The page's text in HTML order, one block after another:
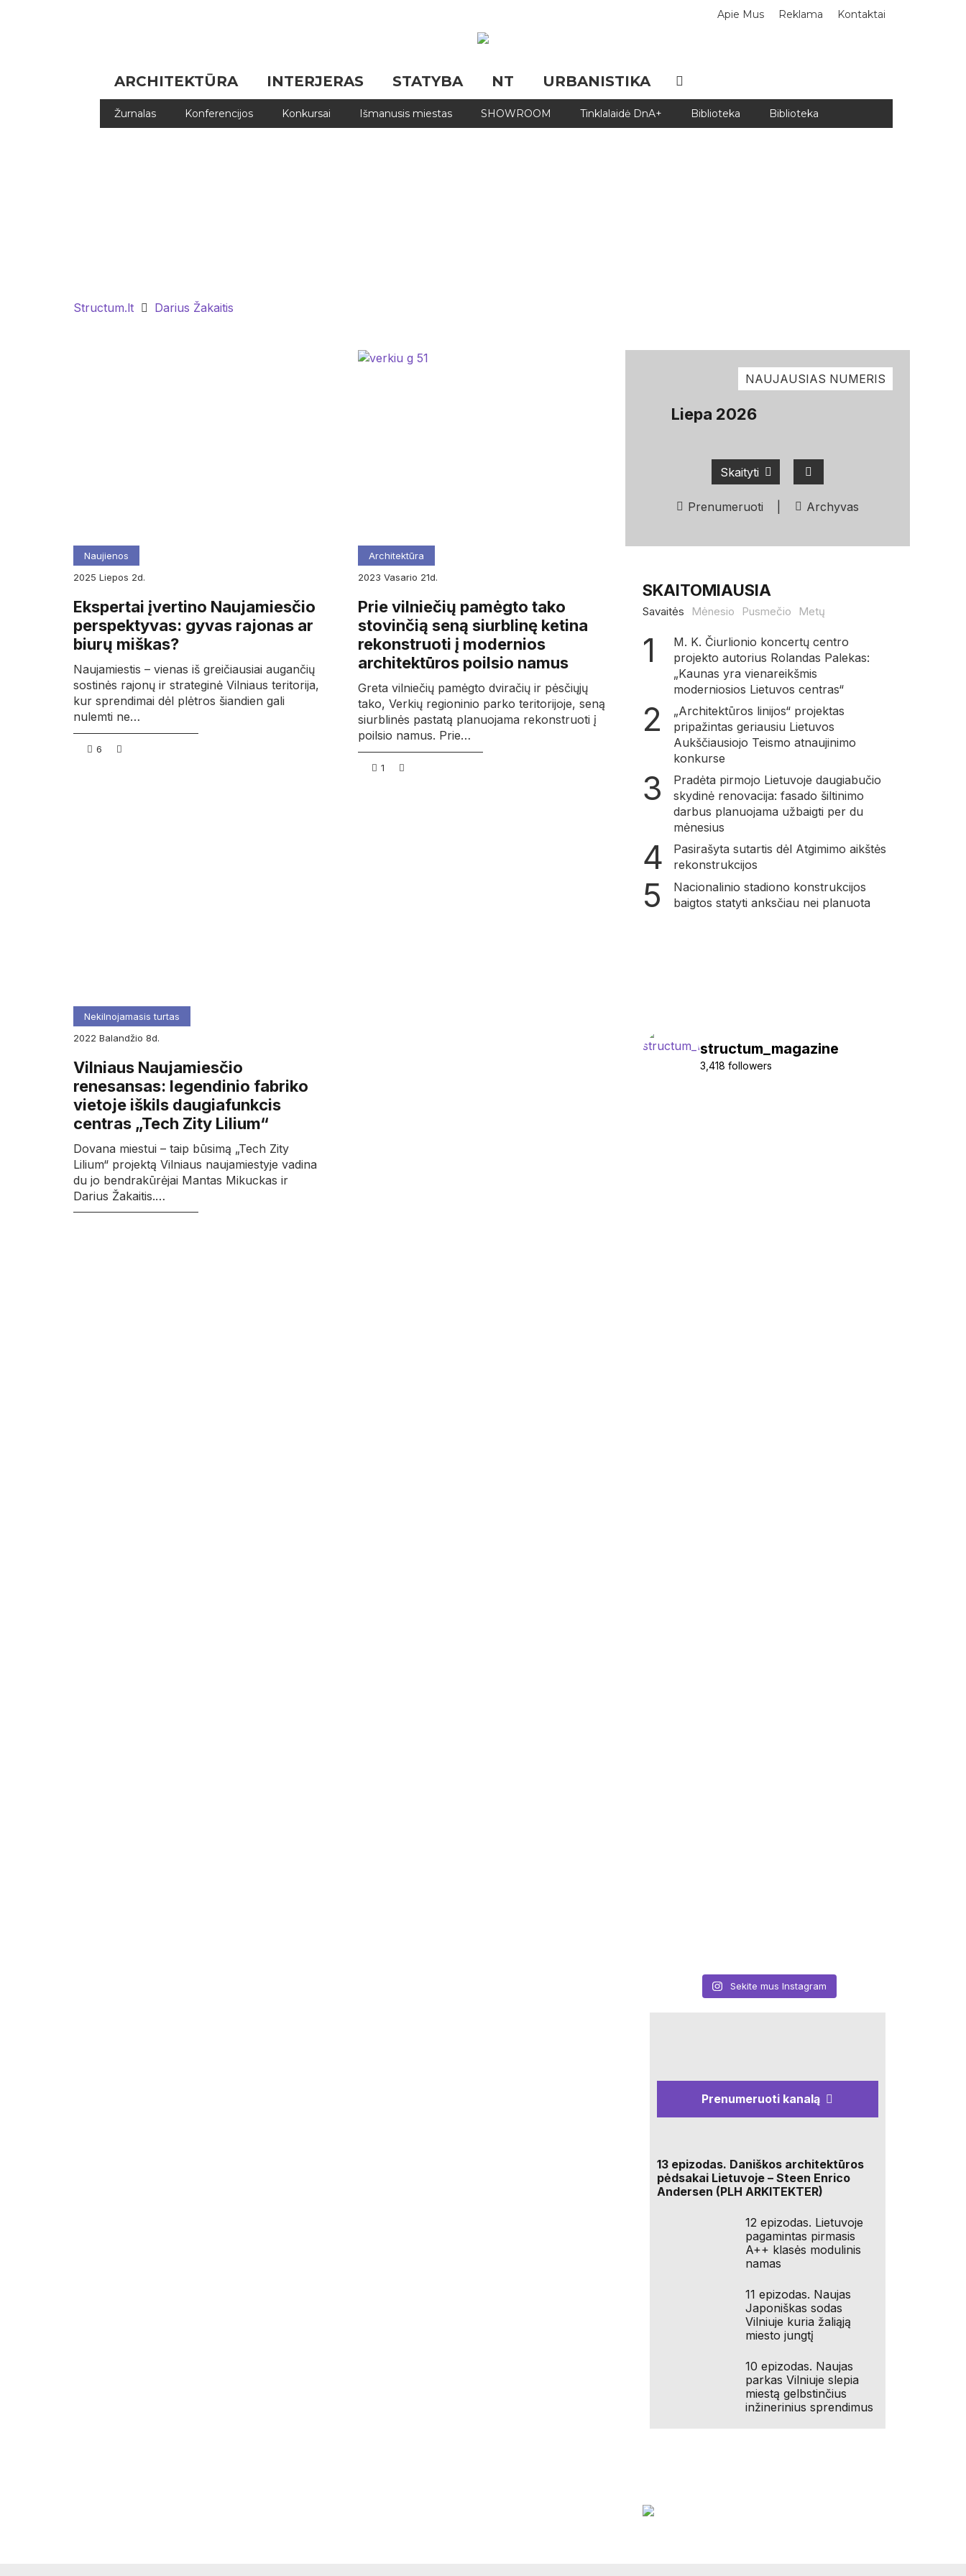
Apie Mus Reklama Kontaktai
ARCHITEKTŪRA INTERJERAS STATYBA NT URBANISTIKA
Žurnalas Konferencijos Konkursai Išmanusis miestas SHOWROOM Tinklalaidė DnA+ Biblioteka Biblioteka
Structum.lt Darius Žakaitis
Naujienos
2025
liepos 2d.
Ekspertai įvertino Naujamiesčio
perspektyvas: gyvas rajonas ar
biurų miškas?
Naujamiestis – vienas iš greičiausiai augančių
sostinės rajonų ir strateginė Vilniaus teritorija,
kur sprendimai dėl plėtros šiandien gali
nulemti ne…
6
Architektūra
2023
vasario 21d.
Prie vilniečių pamėgto tako
stovinčią seną siurblinę ketina
rekonstruoti į modernios
architektūros poilsio namus
Greta vilniečių pamėgto dviračių ir pėsčiųjų
tako, Verkių regioninio parko teritorijoje, seną
siurblinės pastatą planuojama rekonstruoti į
poilsio namus. Prie…
1
Nekilnojamasis turtas
2022
balandžio 8d.
Vilniaus Naujamiesčio
renesansas: legendinio fabriko
vietoje iškils daugiafunkcis
centras „Tech Zity Lilium“
Dovana miestui – taip būsimą „Tech Zity
Lilium“ projektą Vilniaus naujamiestyje vadina
du jo bendrakūrėjai Mantas Mikuckas ir
Darius Žakaitis.…
NAUJAUSIAS NUMERIS
Liepa 2026
Skaityti
Prenumeruoti Archyvas
SKAITOMIAUSIA
Savaitės Mėnesio Pusmečio Metų
M. K. Čiurlionio koncertų centro
projekto autorius Rolandas Palekas:
„Kaunas yra vienareikšmis
moderniosios Lietuvos centras“
„Architektūros linijos“ projektas
pripažintas geriausiu Lietuvos
Aukščiausiojo Teismo atnaujinimo
konkurse
Pradėta pirmojo Lietuvoje daugiabučio
skydinė renovacija: fasado šiltinimo
darbus planuojama užbaigti per du
mėnesius
Pasirašyta sutartis dėl Atgimimo aikštės
rekonstrukcijos
Nacionalinio stadiono konstrukcijos
baigtos statyti anksčiau nei planuota
structum_magazine
3,418 followers
Sekite mus Instagram
Prenumeruoti kanalą
13 epizodas. Daniškos architektūros
pėdsakai Lietuvoje – Steen Enrico
Andersen (PLH ARKITEKTER)
12 epizodas. Lietuvoje
pagamintas pirmasis
A++ klasės modulinis
namas
11 epizodas. Naujas
Japoniškas sodas
Vilniuje kuria žaliąją
miesto jungtį
10 epizodas. Naujas
parkas Vilniuje slepia
miestą gelbstinčius
inžinerinius sprendimus